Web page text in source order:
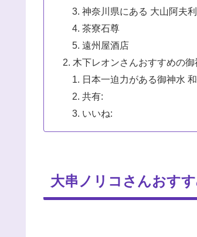
神奈川県にある 大山阿夫
茶寮石尊
遠州屋酒店
木下レオンさんおすすめの御
日本一迫力がある御神水
共有:
いいね:
大串ノリコさんおす